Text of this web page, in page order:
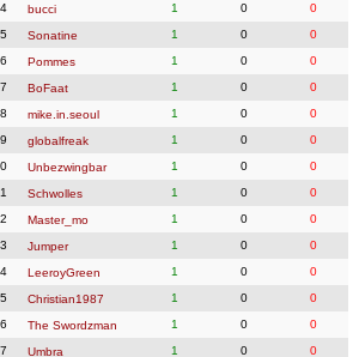
bucci 1 0
0
Sonatine 1 0
0
Pommes 1 0
0
BoFaat 1 0
0
mike.in.seoul 1 0
0
globalfreak 1 0
0
Unbezwingbar 1 0
0
Schwolles 1 0
0
Master_mo 1 0
0
Jumper 1 0
0
LeeroyGreen 1 0
0
Christian1987 1 0
0
The Swordzman 1 0
0
Umbra 1 0 0